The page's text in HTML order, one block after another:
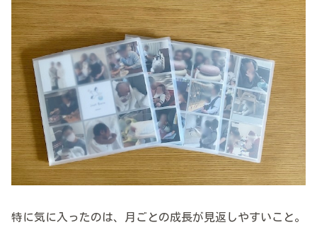
特に気に入ったのは、月ごとの成長が見返しやすいこと。